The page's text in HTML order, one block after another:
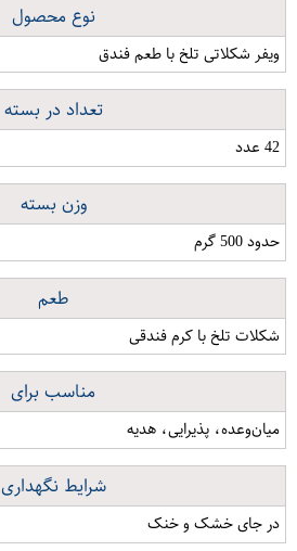
نوع محصول
ویفر شکلاتی تلخ با طعم فندق
تعداد در بسته
42 عدد
وزن بسته
حدود 500 گرم
طعم
شکلات تلخ با کرم فندقی
مناسب برای
میان‌وعده، پذیرایی، هدیه
شرایط نگهداری
در جای خشک و خنک